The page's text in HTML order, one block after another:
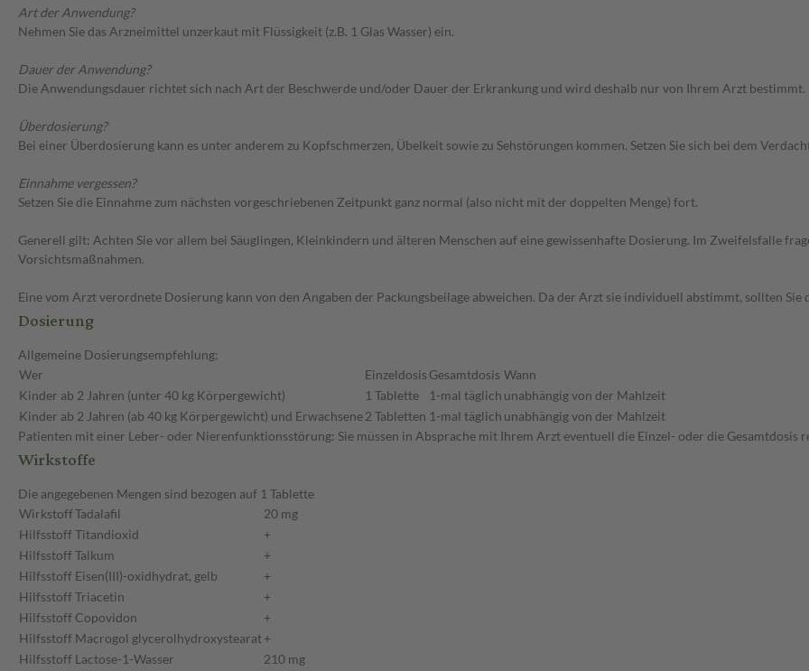
Art der Anwendung?
Nehmen Sie das Arzneimittel unzerkaut mit Flüssigkeit (z.B. 1 Glas Wasser) ein.
Dauer der Anwendung?
Die Anwendungsdauer richtet sich nach Art der Beschwerde und/oder Dauer der Erkrankung und wird deshalb nur von Ihrem Arzt bestimmt.
Überdosierung?
Bei einer Überdosierung kann es unter anderem zu Kopfschmerzen, Übelkeit sowie zu Sehstörungen kommen. Setzen Sie sich bei dem
Einnahme vergessen?
Setzen Sie die Einnahme zum nächsten vorgeschriebenen Zeitpunkt ganz normal (also nicht mit der doppelten Menge) fort.
Generell gilt: Achten Sie vor allem bei Säuglingen, Kleinkindern und älteren Menschen auf eine gewissenhafte Dosierung. Im Zweifelsfalle
Vorsichtsmaßnahmen.
Eine vom Arzt verordnete Dosierung kann von den Angaben der Packungsbeilage abweichen. Da der Arzt sie individuell abstimmt, sollten
Dosierung
Allgemeine Dosierungsempfehlung:
Wer
Einzeldosis Gesamtdosis Wann
Kinder ab 2 Jahren (unter 40 kg Körpergewicht)
1 Tablette 1-mal täglich unabhängig von der Mahlzeit
Kinder ab 2 Jahren (ab 40 kg Körpergewicht) und Erwachsene2 Tabletten 1-mal täglich unabhängig von der Mahlzeit
Patienten mit einer Leber- oder Nierenfunktionsstörung: Sie müssen in Absprache mit Ihrem Arzt eventuell die Einzel- oder die Gesamtdosis
Wirkstoffe
Die angegebenen Mengen sind bezogen auf 1 Tablette
WirkstoffTadalafil
20 mg
HilfsstoffTitandioxid
+
HilfsstoffTalkum
+
Hilfsstoff Eisen(III)-oxidhydrat, gelb
+
HilfsstoffTriacetin
+
Hilfsstoff Copovidon
+
Hilfsstoff Macrogol glycerolhydroxystearat+
Hilfsstoff Lactose-1-Wasser
210 mg